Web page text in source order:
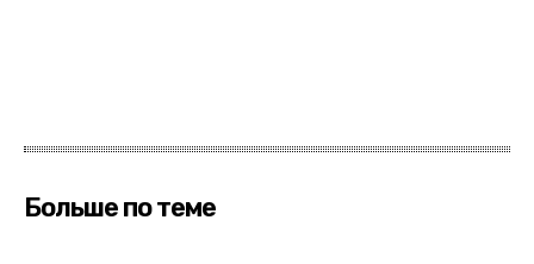
Больше по теме